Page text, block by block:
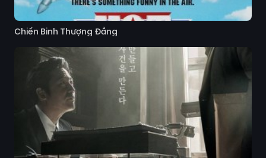
Chiến Binh Thượng Đẳng